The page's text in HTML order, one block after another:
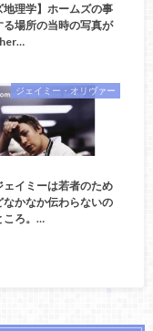
地理学】ホームズの事
る場所の当時の写真が
ジェイミー・オリヴァー
ェイミーは若者のため
なかなか伝わらないの
ころ。…